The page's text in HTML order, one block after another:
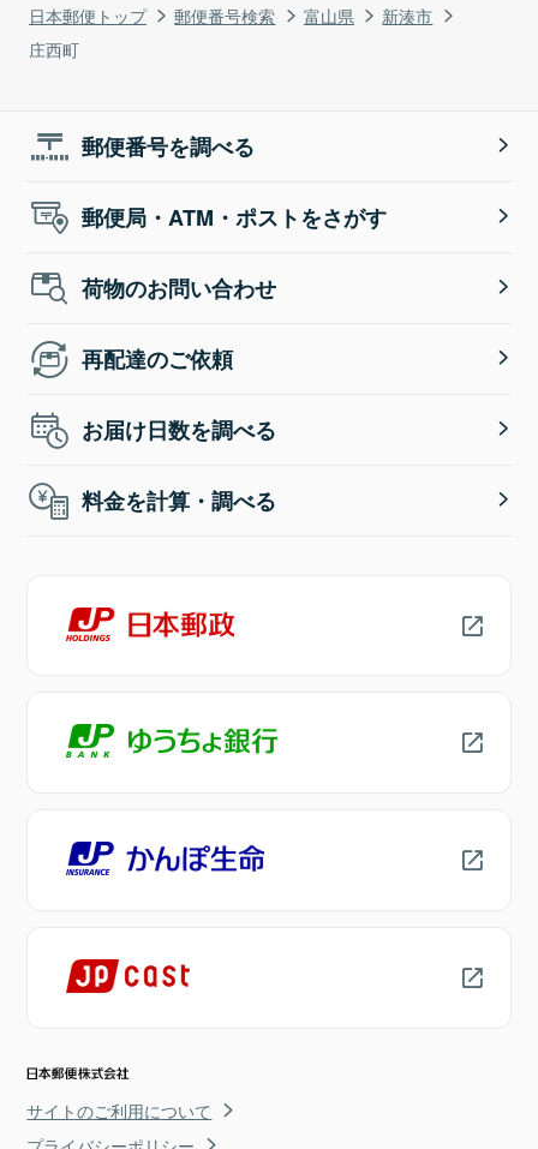
日本郵便トップ 郵便番号検索 富山県
新湊市
庄西町
郵便番号を調べる
郵便局・ATM・ポストをさがす
荷物のお問い合わせ
再配達のご依頼
お届け日数を調べる
料金を計算・調べる
サイトのご利用について